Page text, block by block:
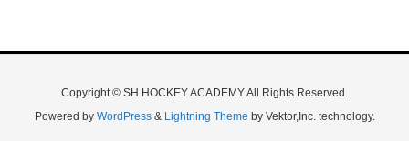
Copyright © SH HOCKEY ACADEMY All Rights Reserved.
Powered by WordPress& Lightning Theme by Vektor,Inc. technology.